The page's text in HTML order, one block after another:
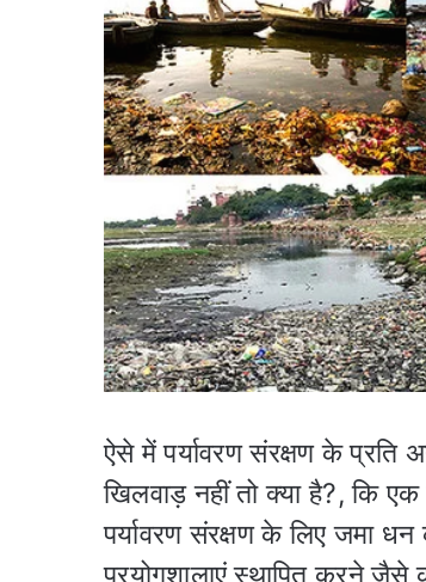
ऐसे में पर्यावरण संरक्षण के प्रति
खिलवाड़ नहीं तो क्या है?, कि एक
पर्यावरण संरक्षण के लिए जमा
प्रयोगशालाएं स्थापित करने जैसे